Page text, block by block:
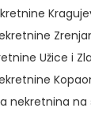
Užice i
nekretnina